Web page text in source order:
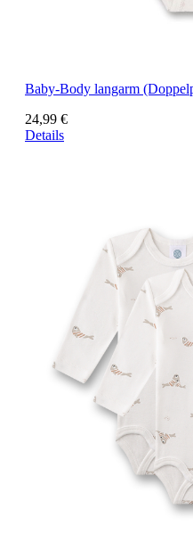
Baby-Body langarm
24,99 €
Details